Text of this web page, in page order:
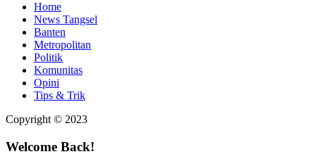
Home
News Tangsel
Banten
Metropolitan
Politik
Komunitas
Opini
Tips & Trik
Copyright © 2023
Welcome Back!